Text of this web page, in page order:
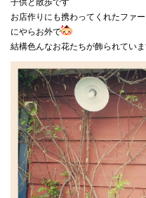
子供と散歩です
お店作りにも携わってくれたファ
にやらお外で
結構色んなお花たちが飾られてい